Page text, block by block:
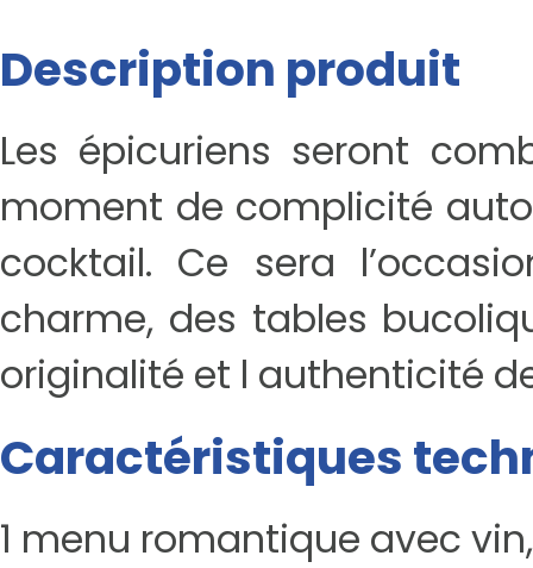
Description produit
Les épicuriens seront
moment de complicité
cocktail. Ce sera
charme, des tables
originalité et l authenticité
Caractéristiques
1 menu romantique avec